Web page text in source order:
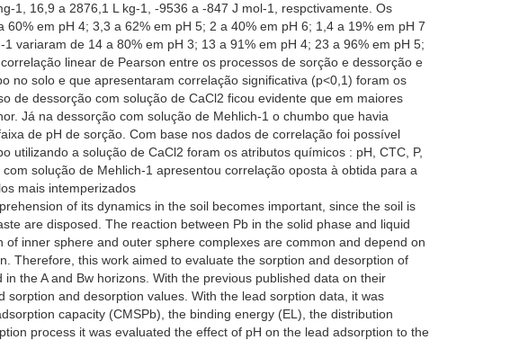
1, 16,9 a 2876,1 L kg-1, -9536 a -847 J mol-1, respctivamente. Os
em pH 4; 3,3 a 62% em pH 5; 2 a 40% em pH 6; 1,4 a 19% em pH 7
variaram de 14 a 80% em pH 3; 13 a 91% em pH 4; 23 a 96% em pH 5;
linear de Pearson entre os processos de sorção e dessorção e
no solo e que apresentaram correlação significativa (p<0,1) foram os
de dessorção com solução de CaCl2 ficou evidente que em maiores
Já na dessorção com solução de Mehlich-1 o chumbo que havia
de pH de sorção. Com base nos dados de correlação foi possível
a solução de CaCl2 foram os atributos químicos : pH, CTC, P,
solução de Mehlich-1 apresentou correlação oposta à obtida para a
mais intemperizados
of its dynamics in the soil becomes important, since the soil is
are disposed. The reaction between Pb in the solid phase and liquid
inner sphere and outer sphere complexes are common and depend on
Therefore, this work aimed to evaluate the sorption and desorption of
the A and Bw horizons. With the previous published data on their
and desorption values. With the lead sorption data, it was
capacity (CMSPb), the binding energy (EL), the distribution
process it was evaluated the effect of pH on the lead adsorption to the